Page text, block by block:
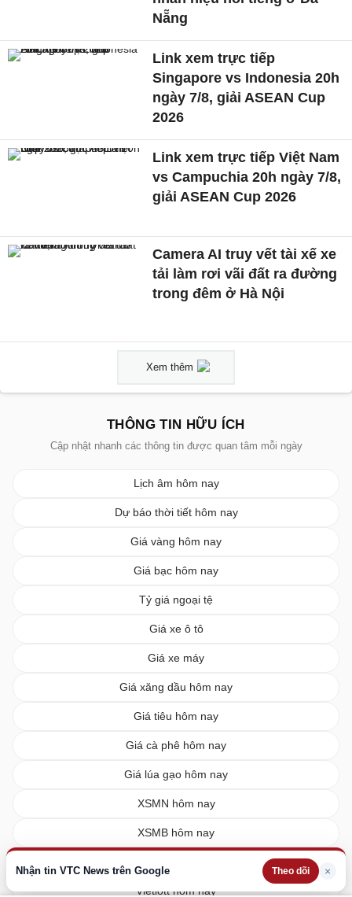
Nhận tin VTC News trên Google Theo dõi ×
Nẵng
Link xem trực tiếp
Singapore vs Indonesia 20h
ngày 7/8, giải ASEAN Cup
2026
Link xem trực tiếp Việt Nam
vs Campuchia 20h ngày 7/8,
giải ASEAN Cup 2026
Camera AI truy vết tài xế xe
tải làm rơi vãi đất ra đường
trong đêm ở Hà Nội
Xem thêm
THÔNG TIN HỮU ÍCH
Cập nhật nhanh các thông tin được quan tâm mỗi ngày
Lịch âm hôm nay
Dự báo thời tiết hôm nay
Giá vàng hôm nay
Giá bạc hôm nay
Tỷ giá ngoại tệ
Giá xe ô tô
Giá xe máy
Giá xăng dầu hôm nay
Giá tiêu hôm nay
Giá cà phê hôm nay
Giá lúa gạo hôm nay
XSMN hôm nay
XSMB hôm nay
Vietlott hôm nay